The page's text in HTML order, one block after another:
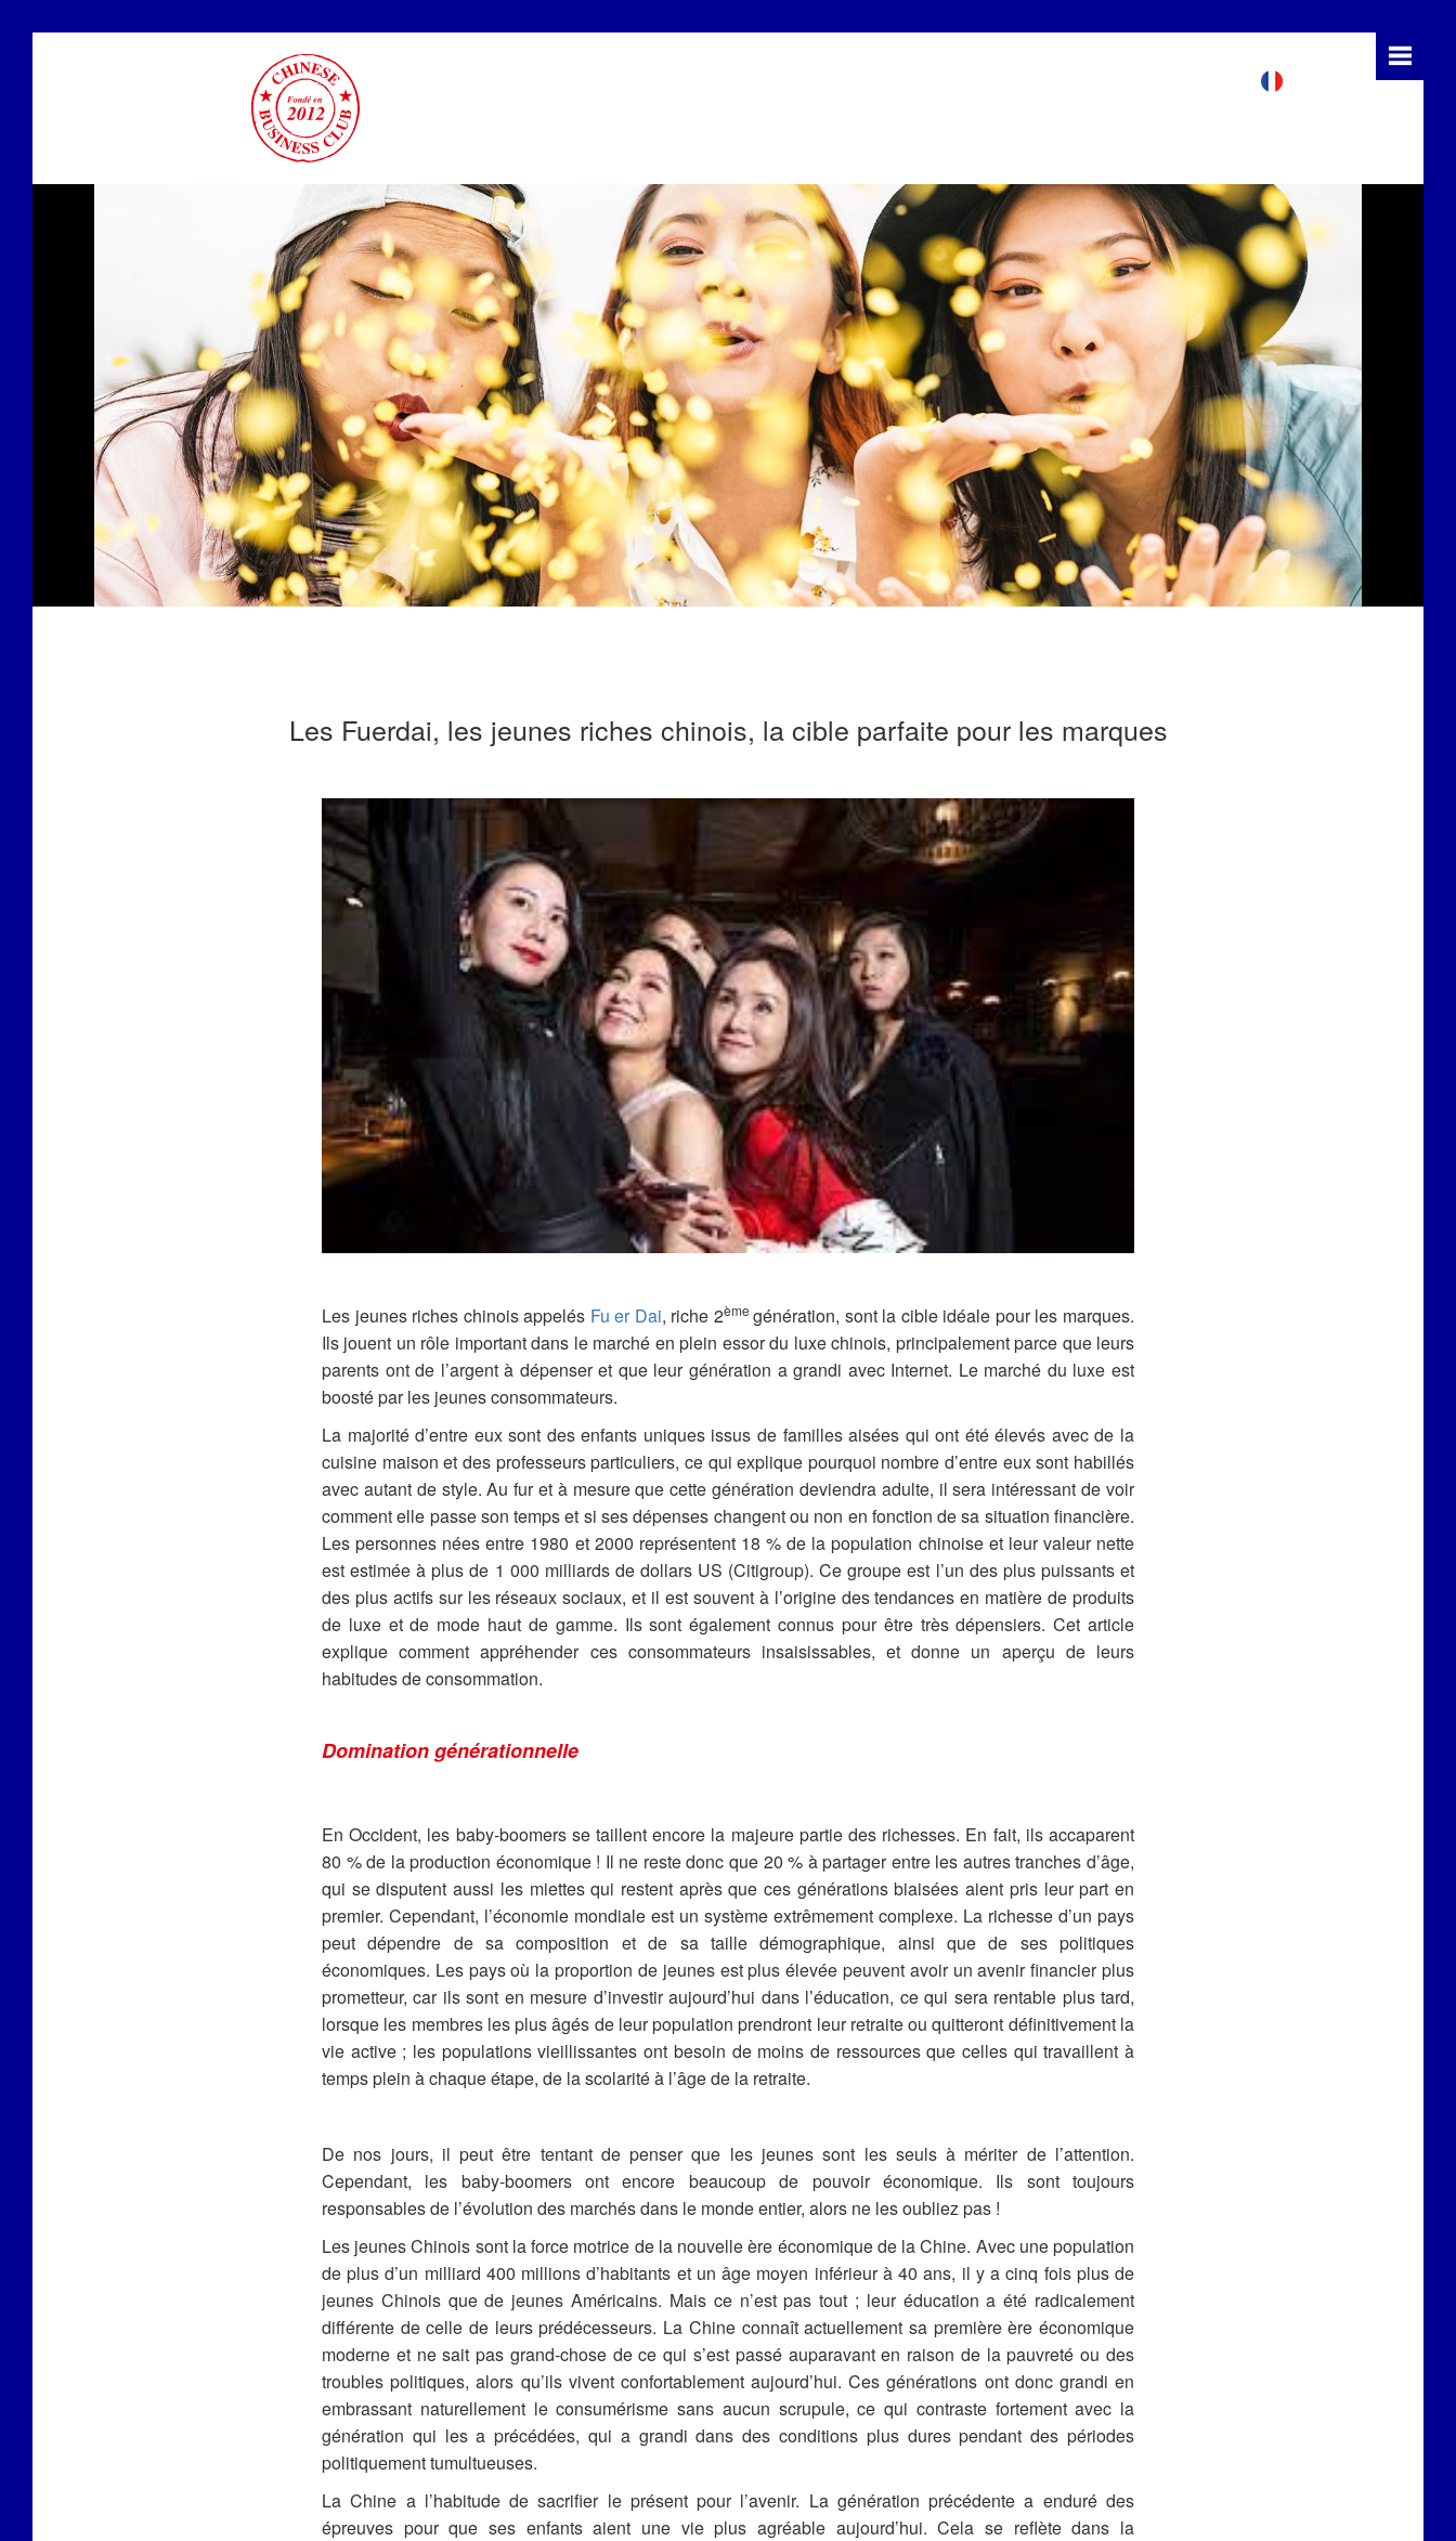
Les Fuerdai, les jeunes riches chinois, la cible parfaite pour les marques
Les jeunes riches chinois appelés Fu er Dai, riche 2ème génération, sont la cible idéale pour les marques.
Ils jouent un rôle important dans le marché en plein essor du luxe chinois, principalement parce que leurs
parents ont de l’argent à dépenser et que leur génération a grandi avec Internet. Le marché du luxe est
boosté par les jeunes consommateurs.
La majorité d’entre eux sont des enfants uniques issus de familles aisées qui ont été élevés avec de la
cuisine maison et des professeurs particuliers, ce qui explique pourquoi nombre d’entre eux sont habillés
avec autant de style. Au fur et à mesure que cette génération deviendra adulte, il sera intéressant de voir
comment elle passe son temps et si ses dépenses changent ou non en fonction de sa situation financière.
Les personnes nées entre 1980 et 2000 représentent 18 % de la population chinoise et leur valeur nette
est estimée à plus de 1 000 milliards de dollars US (Citigroup). Ce groupe est l’un des plus puissants et
des plus actifs sur les réseaux sociaux, et il est souvent à l’origine des tendances en matière de produits
de luxe et de mode haut de gamme. Ils sont également connus pour être très dépensiers. Cet article
explique comment appréhender ces consommateurs insaisissables, et donne un aperçu de leurs
habitudes de consommation.
Domination générationnelle
En Occident, les baby-boomers se taillent encore la majeure partie des richesses. En fait, ils accaparent
80 % de la production économique ! Il ne reste donc que 20 % à partager entre les autres tranches d’âge,
qui se disputent aussi les miettes qui restent après que ces générations biaisées aient pris leur part en
premier. Cependant, l’économie mondiale est un système extrêmement complexe. La richesse d’un pays
peut dépendre de sa composition et de sa taille démographique, ainsi que de ses politiques
économiques. Les pays où la proportion de jeunes est plus élevée peuvent avoir un avenir financier plus
prometteur, car ils sont en mesure d’investir aujourd’hui dans l’éducation, ce qui sera rentable plus tard,
lorsque les membres les plus âgés de leur population prendront leur retraite ou quitteront définitivement la
vie active ; les populations vieillissantes ont besoin de moins de ressources que celles qui travaillent à
temps plein à chaque étape, de la scolarité à l’âge de la retraite.
De nos jours, il peut être tentant de penser que les jeunes sont les seuls à mériter de l’attention.
Cependant, les baby-boomers ont encore beaucoup de pouvoir économique. Ils sont toujours
responsables de l’évolution des marchés dans le monde entier, alors ne les oubliez pas !
Les jeunes Chinois sont la force motrice de la nouvelle ère économique de la Chine. Avec une population
de plus d’un milliard 400 millions d’habitants et un âge moyen inférieur à 40 ans, il y a cinq fois plus de
jeunes Chinois que de jeunes Américains. Mais ce n’est pas tout ; leur éducation a été radicalement
différente de celle de leurs prédécesseurs. La Chine connaît actuellement sa première ère économique
moderne et ne sait pas grand-chose de ce qui s’est passé auparavant en raison de la pauvreté ou des
troubles politiques, alors qu’ils vivent confortablement aujourd’hui. Ces générations ont donc grandi en
embrassant naturellement le consumérisme sans aucun scrupule, ce qui contraste fortement avec la
génération qui les a précédées, qui a grandi dans des conditions plus dures pendant des périodes
politiquement tumultueuses.
La Chine a l’habitude de sacrifier le présent pour l’avenir. La génération précédente a enduré des
épreuves pour que ses enfants aient une vie plus agréable aujourd’hui. Cela se reflète dans la